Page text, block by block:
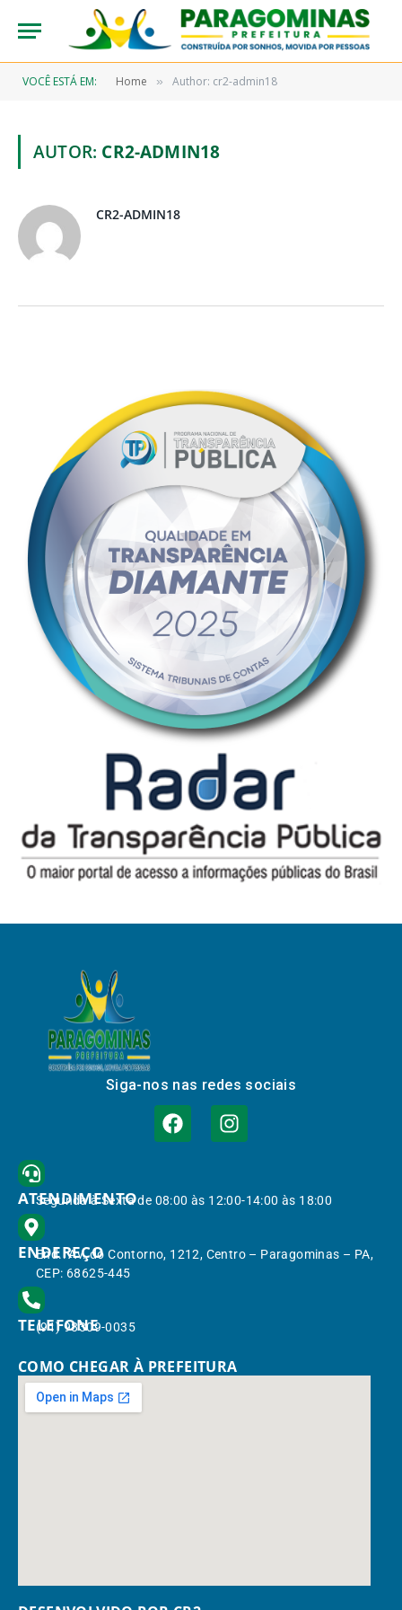
VOCÊ ESTÁ EM: Home » Author: cr2-admin18
AUTOR: CR2-ADMIN18
CR2-ADMIN18
Siga-nos nas redes sociais
ATENDIMENTO
Segunda à Sexta de 08:00 às 12:00-14:00 às 18:00
ENDEREÇO
End.: Av. do Contorno, 1212, Centro – Paragominas – PA,
CEP: 68625-445
TELEFONE
(91) 98309-0035
COMO CHEGAR À PREFEITURA